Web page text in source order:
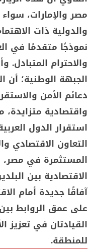
مصر والإمارات،
والدولية ذات
نموذجًا متقدمًا في
والاحترام المتبادل.
الجبهة الوطنية؛
دعائم الأمن
واقتصادية متزايدة،
استقرار الدول
التعاون الاقتصادي
المستثمرة في
الاقتصادية بين
آفاقًا جديدة أمام
على عمق الروابط
القيادتان في تعزيز
للمنطقة.